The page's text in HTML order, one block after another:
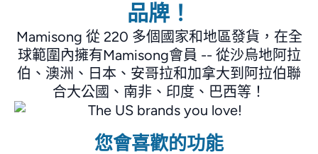
品牌！
Mamisong 從 220 多個國家和地區發貨，在全
球範圍內擁有Mamisong會員 -- 從沙烏地阿拉
伯、澳洲、日本、安哥拉和加拿大到阿拉伯聯
合大公國、南非、印度、巴西等！
您會喜歡的功能